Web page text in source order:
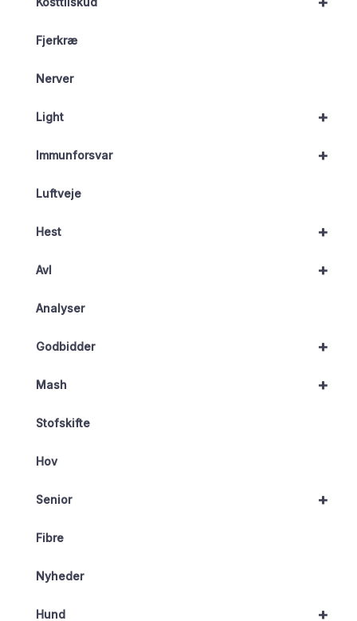
Fjerkræ
Nerver
+
Light
+
Immunforsvar
Luftveje
+
Hest
+
Avl
Analyser
+
Godbidder
+
Mash
Stofskifte
Hov
+
Senior
Fibre
Nyheder
+
Hund